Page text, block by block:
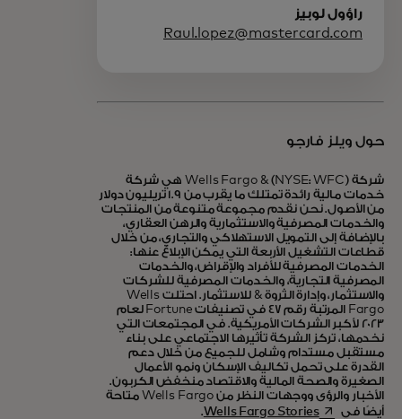
راؤول لوبيز
Raul.lopez@mastercard.com
حول ويلز فارجو
شركة Wells Fargo & (NYSE: WFC) هي شركة
خدمات مالية رائدة تمتلك ما يقرب من 1.9 تريليون دولار
من الأصول. نحن نقدم مجموعة متنوعة من المنتجات
والخدمات المصرفية والاستثمارية والرهن العقاري،
بالإضافة إلى التمويل الاستهلاكي والتجاري، من خلال
قطاعات التشغيل الأربعة التي يمكن الإبلاغ عنها:
الخدمات المصرفية للأفراد والإقراض، والخدمات
المصرفية التجارية، والخدمات المصرفية للشركات
والاستثمار، وإدارة الثروة & للاستثمار. احتلت Wells
Fargo المرتبة رقم 47 في تصنيفات Fortune لعام
2023 لأكبر الشركات الأمريكية. في المجتمعات التي
نخدمها، تركز الشركة تأثيرها الاجتماعي على بناء
مستقبل مستدام وشامل للجميع من خلال دعم
القدرة على تحمل تكاليف الإسكان ونمو الأعمال
الصغيرة والصحة المالية والاقتصاد منخفض الكربون.
الأخبار والرؤى ووجهات النظر من Wells Fargo متاحة
أيضًا في
Wells Fargo Stories
opens in a new tab
.